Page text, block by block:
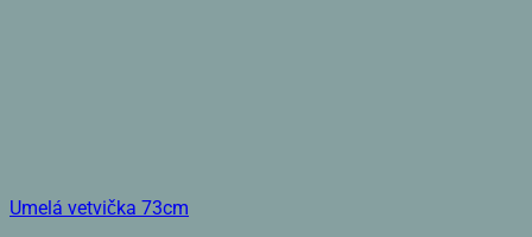
Umelá vetvička 73cm